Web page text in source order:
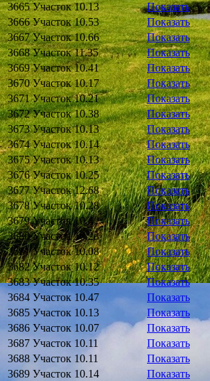
3665 Участок 10.13
Показать
3666 Участок 10.53
Показать
3667 Участок 10.66
Показать
3668 Участок 11.35
Показать
3669 Участок 10.41
Показать
3670 Участок 10.17
Показать
3671 Участок 10.21
Показать
3672 Участок 10.38
Показать
3673 Участок 10.13
Показать
3674 Участок 10.14
Показать
3675 Участок 10.13
Показать
3676 Участок 10.25
Показать
3677 Участок 12.68
Показать
3678 Участок 10.28
Показать
3679 Участок 10.4
Показать
3680 Участок 10.23
Показать
3681 Участок 10.08
Показать
3682 Участок 10.12
Показать
3683 Участок 10.35
Показать
3684 Участок 10.47
Показать
3685 Участок 10.13
Показать
3686 Участок 10.07
Показать
3687 Участок 10.11
Показать
3688 Участок 10.11
Показать
3689 Участок 10.14
Показать